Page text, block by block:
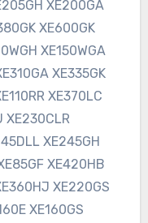
XE200GA
XE600GK
XE150WGA
XE335GK
XE370LC
XE230CLR
XE245GH
XE420HB
XE220GS
XE160GS